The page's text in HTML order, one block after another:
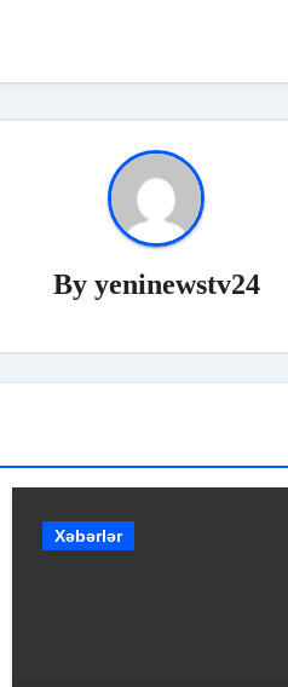
By yeninewstv24
Xəbərlər